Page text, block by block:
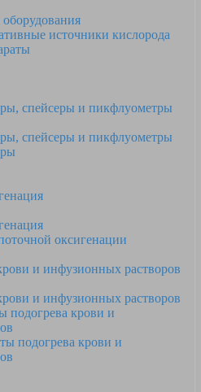
источники кислорода
спейсеры и пикфлуометры
спейсеры и пикфлуометры
оксигенации
и инфузионных растворов
и инфузионных растворов
подогрева крови и
подогрева крови и